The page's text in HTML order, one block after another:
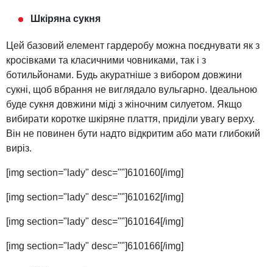
Шкіряна сукня
Цей базовий елемент гардеробу можна поєднувати як з
кросівками та класичними човниками, так і з
ботильйонами. Будь акуратніше з вибором довжини
сукні, щоб вбрання не виглядало вульгарно. Ідеальною
буде сукня довжини міді з жіночним силуетом. Якщо
вибирати коротке шкіряне плаття, приділи увагу верху.
Він не повинен бути надто відкритим або мати глибокий
виріз.
[img section="lady" desc=""]610160[/img]
[img section="lady" desc=""]610162[/img]
[img section="lady" desc=""]610164[/img]
[img section="lady" desc=""]610166[/img]